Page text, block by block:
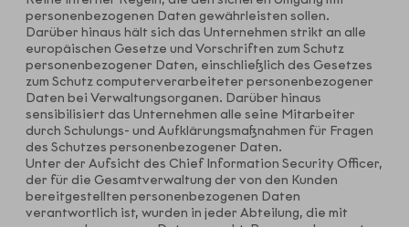
personenbezogenen Daten gewährleisten sollen.
Darüber hinaus hält sich das Unternehmen strikt an alle
europäischen Gesetze und Vorschriften zum Schutz
personenbezogener Daten, einschließlich des Gesetzes
zum Schutz computerverarbeiteter personenbezogener
Daten bei Verwaltungsorganen. Darüber hinaus
sensibilisiert das Unternehmen alle seine Mitarbeiter
durch Schulungs- und Aufklärungsmaßnahmen für Fragen
des Schutzes personenbezogener Daten.
Unter der Aufsicht des Chief Information Security Officer,
der für die Gesamtverwaltung der von den Kunden
bereitgestellten personenbezogenen Daten
verantwortlich ist, wurden in jeder Abteilung, die mit